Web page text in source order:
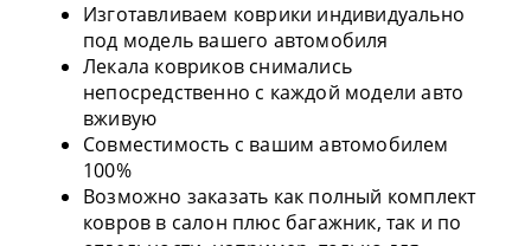
Изготавливаем коврики индивидуально
под модель вашего автомобиля
Лекала ковриков снимались
непосредственно с каждой модели авто
вживую
Совместимость с вашим автомобилем
100%
Возможно заказать как полный комплект
ковров в салон плюс багажник, так и по